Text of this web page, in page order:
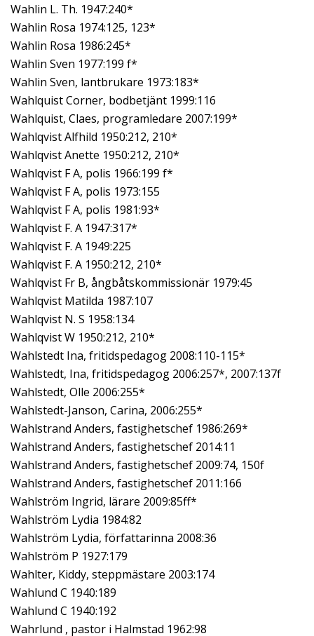
Wahlin L. Th. 1947:240*
Wahlin Rosa 1974:125, 123*
Wahlin Rosa 1986:245*
Wahlin Sven 1977:199 f*
Wahlin Sven, lantbrukare 1973:183*
Wahlquist Corner, bodbetjänt 1999:116
Wahlquist, Claes, programledare 2007:199*
Wahlqvist Alfhild 1950:212, 210*
Wahlqvist Anette 1950:212, 210*
Wahlqvist F A, polis 1966:199 f*
Wahlqvist F A, polis 1973:155
Wahlqvist F A, polis 1981:93*
Wahlqvist F. A 1947:317*
Wahlqvist F. A 1949:225
Wahlqvist F. A 1950:212, 210*
Wahlqvist Fr B, ångbåtskommissionär 1979:45
Wahlqvist Matilda 1987:107
Wahlqvist N. S 1958:134
Wahlqvist W 1950:212, 210*
Wahlstedt Ina, fritidspedagog 2008:110-115*
Wahlstedt, Ina, fritidspedagog 2006:257*, 2007:137f
Wahlstedt, Olle 2006:255*
Wahlstedt-Janson, Carina, 2006:255*
Wahlstrand Anders, fastighetschef 1986:269*
Wahlstrand Anders, fastighetschef 2014:11
Wahlstrand Anders, fastighetschef 2009:74, 150f
Wahlstrand Anders, fastighetschef 2011:166
Wahlström Ingrid, lärare 2009:85ff*
Wahlström Lydia 1984:82
Wahlström Lydia, författarinna 2008:36
Wahlström P 1927:179
Wahlter, Kiddy, steppmästare 2003:174
Wahlund C 1940:189
Wahlund C 1940:192
Wahrlund , pastor i Halmstad 1962:98